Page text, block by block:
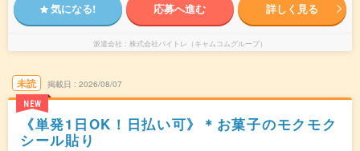
気になる! 応募へ進む 詳しく見る
派遣会社 株式会社バイトレ（キャムコムグループ）
未読
NEW
掲載日 2026/08/07
《単発1日OK！日払い可》＊お菓子のモクモク
シール貼り